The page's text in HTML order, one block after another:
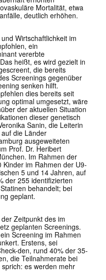
Mortalität, etwa
deutlich erhöhen.
Wirtschaftlichkeit im
ein
vererbte
heißt, es wird gezielt in
die bereits
Screenings gegenüber
senken hilft.
dies bereits seit
optimal umgesetzt, wäre
der aktuellen Situation
dieser genetisch
Sanin, die Leiterin
die Länder
ausgeweiteten
Prof. Dr. Heribert
Im Rahmen der
im Rahmen der U9-
5 und 14 Jahren, auf
der 255 identifizierten
behandelt; bei
geplant.
Zeitpunkt des im
geplanten Screenings.
Screening im Rahmen
Erstens, sei
den, rund 40% der 35-
die Teilnahmerate bei
sprich: es werden mehr